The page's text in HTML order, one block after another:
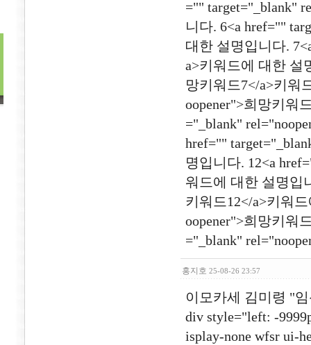
="" target="_blank"
니다. 6<a href=""
대한 설명입니다.
a>키워드에 대한 설
망키워드7</a>키워
oopener">희망키워
="_blank"
href=""
명입니다. 12<a
워드에 대한 설명입
키워드12</a>키워
oopener">희망키워
="_blank"
홍지호 25-08-26 23:57
이모카세 김미령 "
div style="left: -
isplay-none wfsr ui-